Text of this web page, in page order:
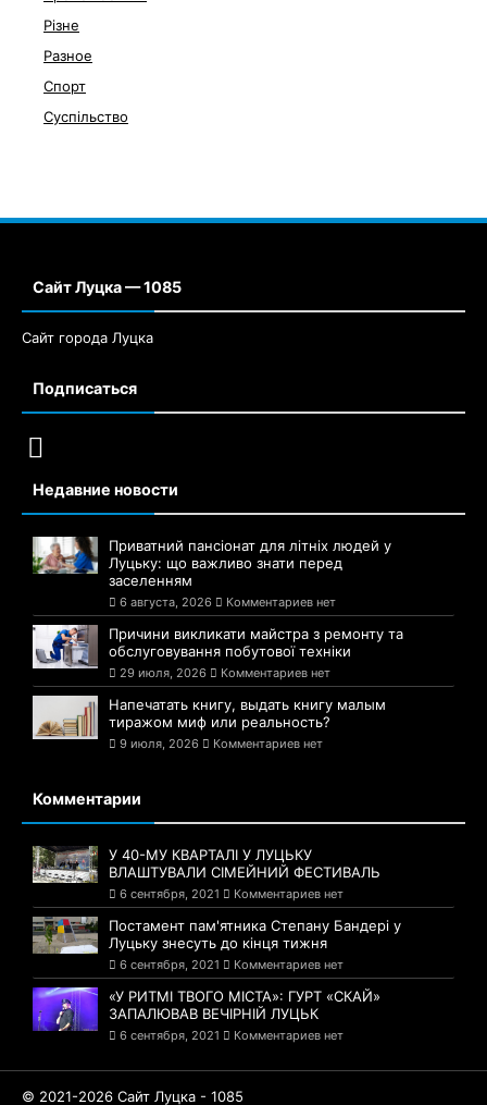
Різне
Разное
Спорт
Суспільство
Сайт Луцка — 1085
Сайт города Луцка
Подписаться
Недавние новости
Приватний пансіонат для літніх людей у
Луцьку: що важливо знати перед
заселенням
6 августа, 2026 Комментариев нет
Причини викликати майстра з ремонту та
обслуговування побутової техніки
29 июля, 2026 Комментариев нет
Напечатать книгу, выдать книгу малым
тиражом миф или реальность?
9 июля, 2026 Комментариев нет
Комментарии
У 40-МУ КВАРТАЛІ У ЛУЦЬКУ
ВЛАШТУВАЛИ СІМЕЙНИЙ ФЕСТИВАЛЬ
6 сентября, 2021 Комментариев нет
Постамент пам'ятника Степану Бандері у
Луцьку знесуть до кінця тижня
6 сентября, 2021 Комментариев нет
«У РИТМІ ТВОГО МІСТА»: ГУРТ «СКАЙ»
ЗАПАЛЮВАВ ВЕЧІРНІЙ ЛУЦЬК
6 сентября, 2021 Комментариев нет
© 2021-2026 Сайт Луцка - 1085